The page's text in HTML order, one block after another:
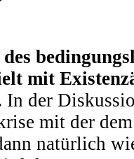
mit
In der
mit der
natürlich